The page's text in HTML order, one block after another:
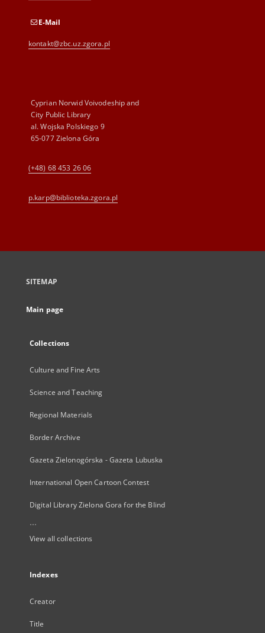
E-Mail
kontakt@zbc.uz.zgora.pl
Cyprian Norwid Voivodeship and
City Public Library
al. Wojska Polskiego 9
65-077 Zielona Góra
(+48) 68 453 26 06
p.karp@biblioteka.zgora.pl
SITEMAP
Main page
Collections
Culture and Fine Arts
Science and Teaching
Regional Materials
Border Archive
Gazeta Zielonogórska - Gazeta Lubuska
International Open Cartoon Contest
Digital Library Zielona Gora for the Blind
...
View all collections
Indexes
Creator
Title